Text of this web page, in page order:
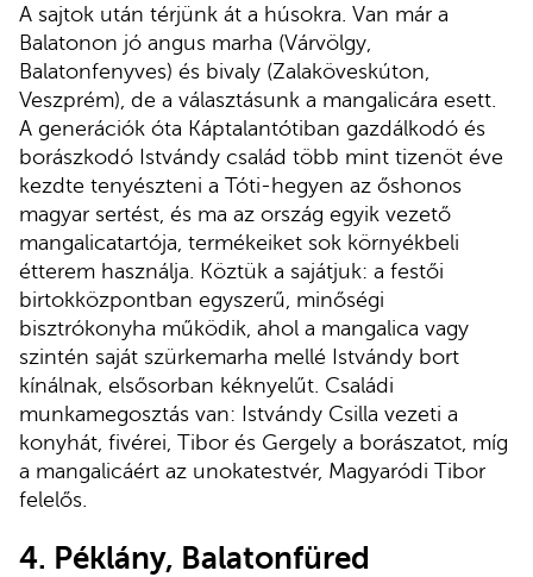
A sajtok után térjünk át a húsokra. Van már a
Balatonon jó angus marha (Várvölgy,
Balatonfenyves) és bivaly (Zalaköveskúton,
Veszprém), de a választásunk a mangalicára esett.
A generációk óta Káptalantótiban gazdálkodó és
borászkodó Istvándy család több mint tizenöt éve
kezdte tenyészteni a Tóti-hegyen az őshonos
magyar sertést, és ma az ország egyik vezető
mangalicatartója, termékeiket sok környékbeli
étterem használja. Köztük a sajátjuk: a festői
birtokközpontban egyszerű, minőségi
bisztrókonyha működik, ahol a mangalica vagy
szintén saját szürkemarha mellé Istvándy bort
kínálnak, elsősorban kéknyelűt. Családi
munkamegosztás van: Istvándy Csilla vezeti a
konyhát, fivérei, Tibor és Gergely a borászatot, míg
a mangalicáért az unokatestvér, Magyaródi Tibor
felelős.
4. Péklány, Balatonfüred